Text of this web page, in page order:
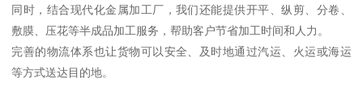
同时，结合现代化金属加工厂，我们还能提供开平、纵剪、分卷、
敷膜、压花等半成品加工服务，帮助客户节省加工时间和人力。
完善的物流体系也让货物可以安全、及时地通过汽运、火运或海运
等方式送达目的地。